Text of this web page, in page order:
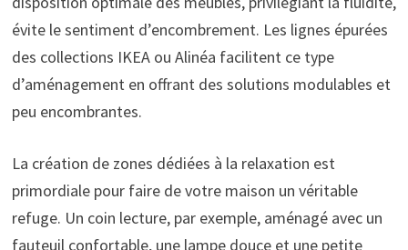
évite le sentiment d’encombrement. Les lignes épurées
des collections IKEA ou Alinéa facilitent ce type
d’aménagement en offrant des solutions modulables et
peu encombrantes.
La création de zones dédiées à la relaxation est
primordiale pour faire de votre maison un véritable
refuge. Un coin lecture, par exemple, aménagé avec un
fauteuil confortable, une lampe douce et une petite